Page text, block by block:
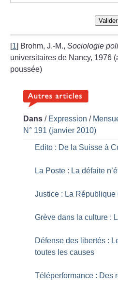
Valider
[1] Brohm, J.-M.,Sociologie
universitaires de Nancy, 1976
poussée)
Dans / Expression /
N° 191 (janvier 2010)
Edito : De la Suisse à
La Poste : La défaite
Justice : La
Grève dans la culture :
Défense des libertés :
toutes les causes
Téléperformance : Des